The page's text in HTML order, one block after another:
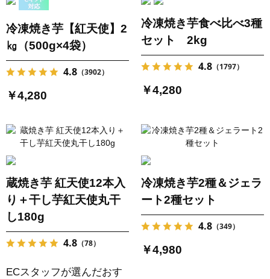
冷凍焼き芋【紅天使】2
㎏（500g×4袋）
4.8 （3902）
￥4,280
冷凍焼き芋食べ比べ3種
セット 2kg
4.8 （1797）
￥4,280
蔵焼き芋 紅天使12本入
り＋干し芋紅天使丸干
し180g
4.8 （78）
ECスタッフが選んだおす
冷凍焼き芋2種＆ジェラ
ート2種セット
4.8 （349）
￥4,980